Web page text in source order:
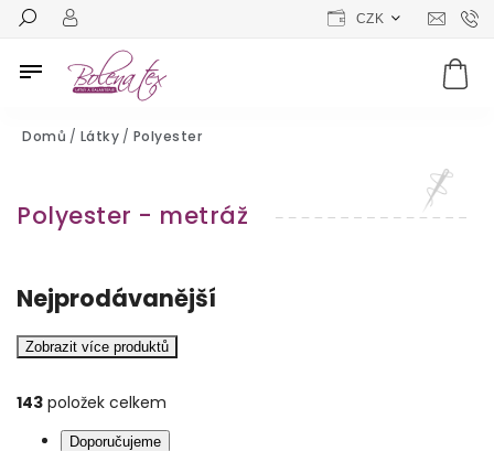
CZK
Domů / Látky / Polyester
Polyester - metráž
Nejprodávanější
Zobrazit více produktů
Doporučujeme
143 položek celkem